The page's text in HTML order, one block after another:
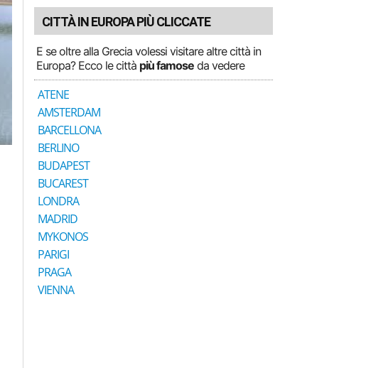
CITTÀ IN EUROPA PIÙ CLICCATE
E se oltre alla Grecia volessi visitare altre città in
Europa? Ecco le città più famose da vedere
ATENE
AMSTERDAM
BARCELLONA
BERLINO
BUDAPEST
BUCAREST
LONDRA
MADRID
MYKONOS
PARIGI
PRAGA
VIENNA